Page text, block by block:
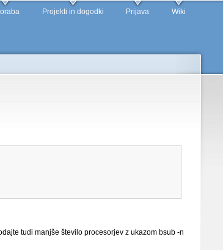
Projekti in dogodki Prijava Wiki
tudi manjše število procesorjev z ukazom bsub -n